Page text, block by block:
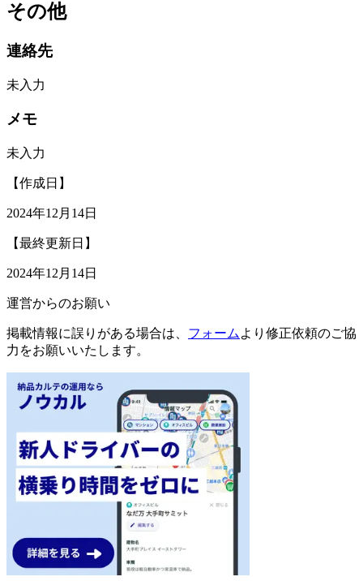
その他
連絡先
未入力
メモ
未入力
【作成日】
2024年12月14日
【最終更新日】
2024年12月14日
運営からのお願い
掲載情報に誤りがある場合は、 フォーム より修正依頼のご協
力をお願いいたします。